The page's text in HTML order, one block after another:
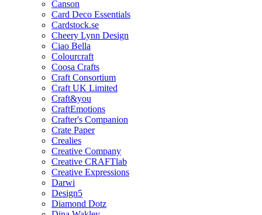
Canson
Card Deco Essentials
Cardstock.se
Cheery Lynn Design
Ciao Bella
Colourcraft
Coosa Crafts
Craft Consortium
Craft UK Limited
Craft&you
CraftEmotions
Crafter's Companion
Crate Paper
Crealies
Creative Company
Creative CRAFTlab
Creative Expressions
Darwi
Design5
Diamond Dotz